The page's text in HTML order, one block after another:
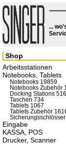
...
Shop
Arbeitsstationen
Notebooks, Tablets
Notebooks 19859
Notebooks Zubehör
Docking Stations 516
Taschen 734
Tablets 1067
Tablets Zubehör
Eingabe
KASSA, POS
Drucker, Scanner